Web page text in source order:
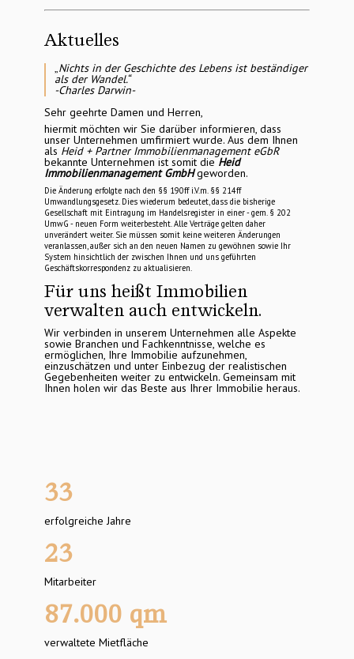
Aktuelles
„Nichts in der Geschichte des Lebens ist beständiger
als der Wandel.“
-Charles Darwin-
Sehr geehrte Damen und Herren,
hiermit möchten wir Sie darüber informieren, dass
unser Unternehmen umfirmiert wurde. Aus dem Ihnen
als
Heid + Partner Immobilienmanagement eGbR
bekannte Unternehmen ist somit die Heid
Immobilienmanagement GmbH geworden.
Die Änderung erfolgte nach den §§ 190ff i.V.m. §§ 214ff
Umwandlungsgesetz. Dies wiederum bedeutet, dass die bisherige
Gesellschaft mit Eintragung im Handelsregister in einer - gem. § 202
UmwG - neuen Form weiterbesteht. Alle Verträge gelten daher
unverändert weiter. Sie müssen somit keine weiteren Änderungen
veranlassen, außer sich an den neuen Namen zu gewöhnen sowie Ihr
System hinsichtlich der zwischen Ihnen und uns geführten
Geschäftskorrespondenz zu aktualisieren.
Für uns heißt Immobilien
verwalten auch entwickeln.
Wir verbinden in unserem Unternehmen alle Aspekte
sowie Branchen und Fachkenntnisse, welche es
ermöglichen, Ihre Immobilie aufzunehmen,
einzuschätzen und unter Einbezug der realistischen
Gegebenheiten weiter zu entwickeln. Gemeinsam mit
Ihnen holen wir das Beste aus Ihrer Immobilie heraus.
33
erfolgreiche Jahre
23
Mitarbeiter
87.000 qm
verwaltete Mietfläche